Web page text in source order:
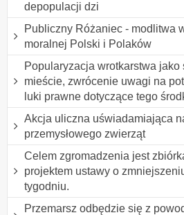
depopulacji dzi
Publiczny Różaniec - modlitwa
moralnej Polski i Polaków
Popularyzacja wrotkarstwa jako
mieście, zwrócenie uwagi na
luki prawne dotyczące tego
Akcja uliczna uświadamiająca
przemysłowego zwierząt
Celem zgromadzenia jest
projektem ustawy o
tygodniu.
Przemarsz odbędzie się z